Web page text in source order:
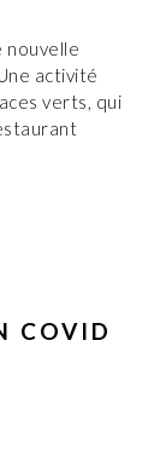
nouvelle
activité
verts, qui
COVID